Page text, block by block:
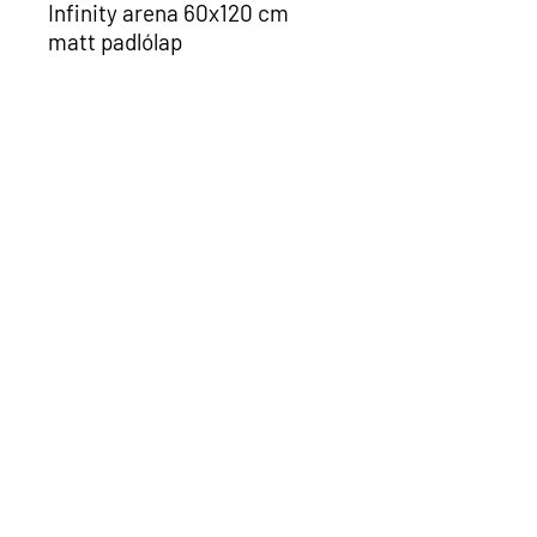
Infinity arena 60x120 cm
matt padlólap